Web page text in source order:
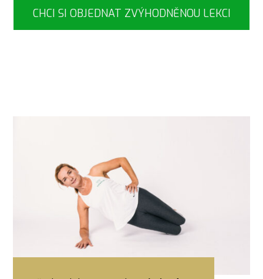
CHCI SI OBJEDNAT ZVÝHODNĚNOU LEKCI